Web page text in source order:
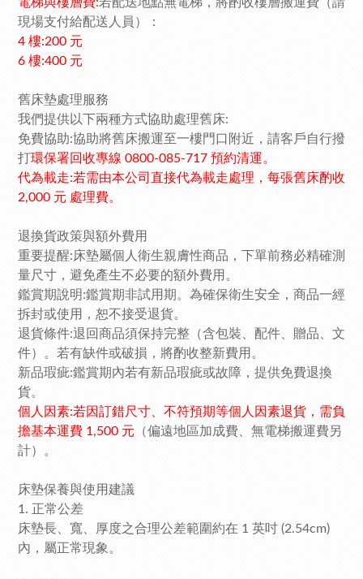
現場支付給配送人員）：
4 樓:200 元
6 樓:400 元
舊床墊處理服務
我們提供以下兩種方式協助處理舊床:
免費協助:協助將舊床搬運至一樓門口附近，請客戶自行撥
打環保署回收專線 0800-085-717 預約清運。
代為載走:若需由本公司直接代為載走處理，每張舊床酌收
2,000 元 處理費。
退換貨政策與額外費用
重要提醒:床墊屬個人衛生親膚性商品，下單前務必精確測
量尺寸，避免產生不必要的額外費用。
鑑賞期說明:鑑賞期非試用期。為確保衛生安全，商品一經
拆封或使用，恕不接受退貨。
退貨條件:退回商品須保持完整（含包裝、配件、贈品、文
件）。若有缺件或破損，將酌收整新費用。
新品瑕疵:鑑賞期內若有新品瑕疵或故障，提供免費退換
貨。
個人因素:若因訂錯尺寸、不符預期等個人因素退貨，需負
擔基本運費 1,500 元 （偏遠地區加成費、無電梯搬運費另
計）。
床墊保養與使用建議
1. 正常公差
床墊長、寬、厚度之合理公差範圍約在 1 英吋 (2.54cm)
內，屬正常現象。